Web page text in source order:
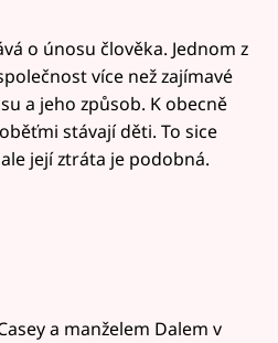
o únosu člověka. Jednom z
více než zajímavé
a jeho způsob. K obecně
stávají děti. To sice
její ztráta je podobná.
a manželem Dalem v